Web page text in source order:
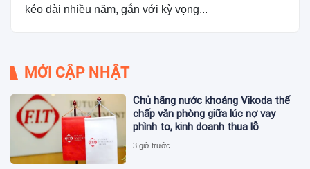
kéo dài nhiều năm, gắn với kỳ vọng...
MỚI CẬP NHẬT
Chủ hãng nước khoáng Vikoda thế
chấp văn phòng giữa lúc nợ vay
phình to, kinh doanh thua lỗ
3 giờ trước